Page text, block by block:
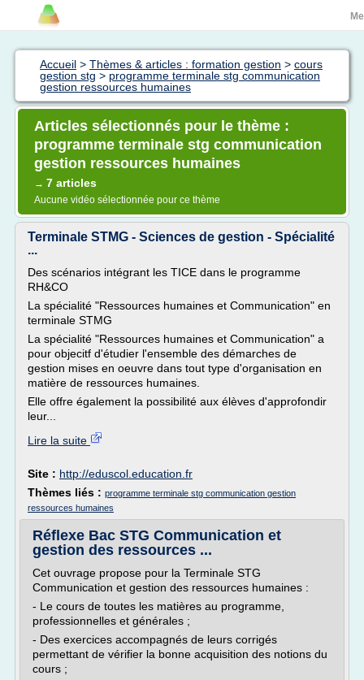
Accueil > Thèmes & articles : formation gestion > cours
gestion stg > programme terminale stg communication
gestion ressources humaines
Articles sélectionnés pour le thème :
programme terminale stg communication
gestion ressources humaines
→ 7 articles
Aucune vidéo sélectionnée pour ce thème
Terminale STMG - Sciences de gestion - Spécialité
...
Des scénarios intégrant les TICE dans le programme
RH&CO
La spécialité "Ressources humaines et Communication" en
terminale STMG
La spécialité "Ressources humaines et Communication" a
pour objecitf d'étudier l'ensemble des démarches de
gestion mises en oeuvre dans tout type d'organisation en
matière de ressources humaines.
Elle offre également la possibilité aux élèves d'approfondir
leur...
Lire la suite
Site : http://eduscol.education.fr
Thèmes liés : programme terminale stg communication gestion
ressources humaines
Réflexe Bac STG Communication et
gestion des ressources ...
Cet ouvrage propose pour la Terminale STG
Communication et gestion des ressources humaines :
- Le cours de toutes les matières au programme,
professionnelles et générales ;
- Des exercices accompagnés de leurs corrigés
permettant de vérifier la bonne acquisition des notions du
cours ;